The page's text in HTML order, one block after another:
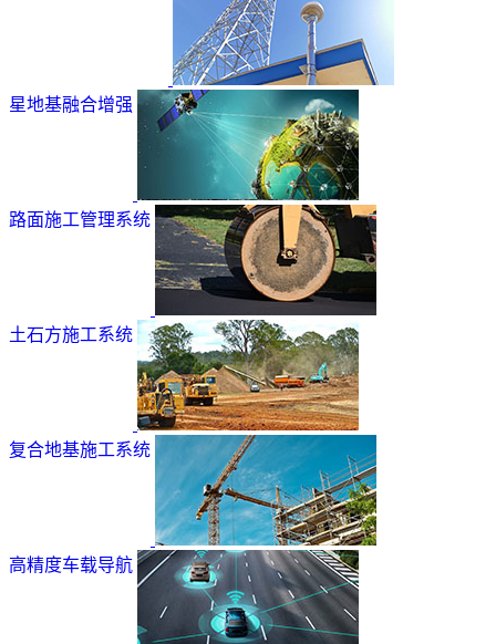
星地基融合增强
路面施工管理系统
土石方施工系统
复合地基施工系统
高精度车载导航